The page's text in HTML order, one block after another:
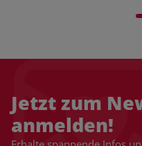
Jetzt zum
anmelden!